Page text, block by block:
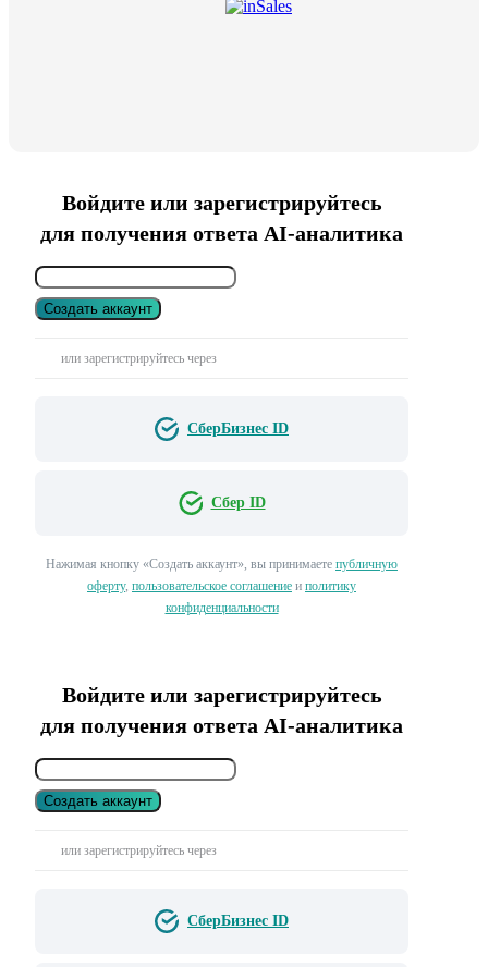
Войдите или зарегистрируйтесь
для получения ответа AI-аналитика
Создать аккаунт
или зарегистрируйтесь через
СберБизнес ID
Сбер ID
Нажимая кнопку «Создать аккаунт», вы принимаете публичную
оферту, пользовательское соглашение и политику
конфиденциальности
Войдите или зарегистрируйтесь
для получения ответа AI-аналитика
Создать аккаунт
или зарегистрируйтесь через
СберБизнес ID